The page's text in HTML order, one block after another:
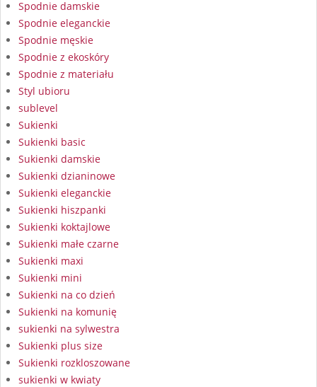
Spodnie damskie
Spodnie eleganckie
Spodnie męskie
Spodnie z ekoskóry
Spodnie z materiału
Styl ubioru
sublevel
Sukienki
Sukienki basic
Sukienki damskie
Sukienki dzianinowe
Sukienki eleganckie
Sukienki hiszpanki
Sukienki koktajlowe
Sukienki małe czarne
Sukienki maxi
Sukienki mini
Sukienki na co dzień
Sukienki na komunię
sukienki na sylwestra
Sukienki plus size
Sukienki rozkloszowane
sukienki w kwiaty